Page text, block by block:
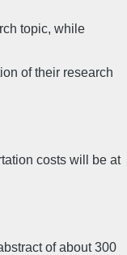
topic, while
of their research
costs will be at
of about 300